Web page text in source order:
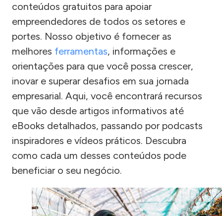
conteúdos gratuitos para apoiar
empreendedores de todos os setores e
portes. Nosso objetivo é fornecer as
melhores ferramentas, informações e
orientações para que você possa crescer,
inovar e superar desafios em sua jornada
empresarial. Aqui, você encontrará recursos
que vão desde artigos informativos até
eBooks detalhados, passando por podcasts
inspiradores e vídeos práticos. Descubra
como cada um desses conteúdos pode
beneficiar o seu negócio.